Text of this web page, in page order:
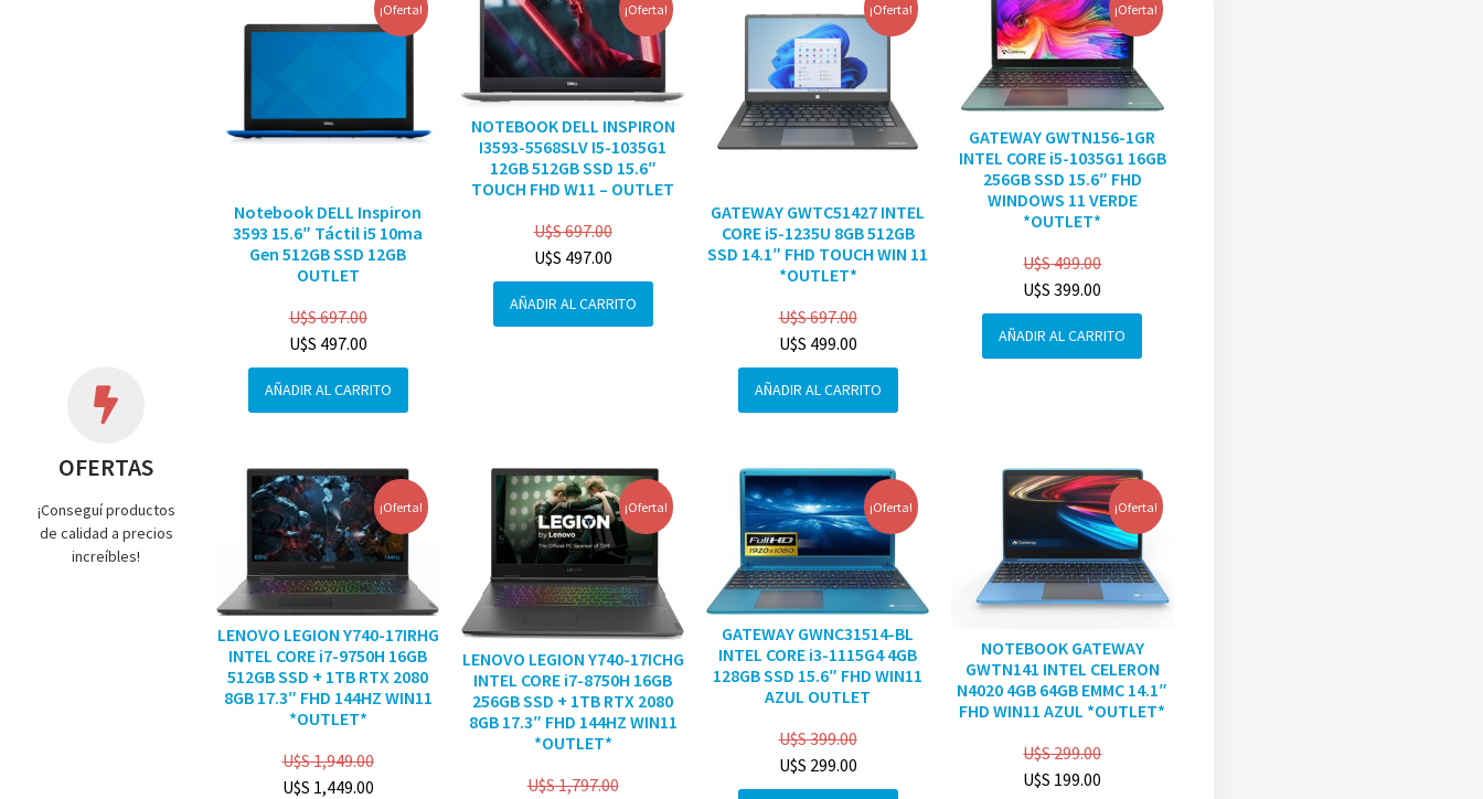
OFERTAS
¡Conseguí productos
de calidad a precios
increíbles!
¡Oferta!
Notebook DELL Inspiron
3593 15.6″ Táctil i5 10ma
Gen 512GB SSD 12GB
OUTLET
U$S697.00
U$S 497.00
AÑADIR AL CARRITO
¡Oferta!
NOTEBOOK DELL INSPIRON
I3593-5568SLV I5-1035G1
12GB 512GB SSD 15.6″
TOUCH FHD W11 – OUTLET
U$S697.00
U$S 497.00
AÑADIR AL CARRITO
¡Oferta!
GATEWAY GWTC51427 INTEL
CORE i5-1235U 8GB 512GB
SSD 14.1″ FHD TOUCH WIN 11
*OUTLET*
U$S697.00
U$S 499.00
AÑADIR AL CARRITO
¡Oferta!
GATEWAY GWTN156-1GR
INTEL CORE i5-1035G1 16GB
256GB SSD 15.6″ FHD
WINDOWS 11 VERDE
*OUTLET*
U$S499.00
U$S 399.00
AÑADIR AL CARRITO
¡Oferta!
LENOVO LEGION Y740-17IRHG
INTEL CORE i7-9750H 16GB
512GB SSD + 1TB RTX 2080
8GB 17.3″ FHD 144HZ WIN11
*OUTLET*
U$S1,949.00
U$S 1,449.00
¡Oferta!
LENOVO LEGION Y740-17ICHG
INTEL CORE i7-8750H 16GB
256GB SSD + 1TB RTX 2080
8GB 17.3″ FHD 144HZ WIN11
*OUTLET*
U$S1,797.00
¡Oferta!
GATEWAY GWNC31514-BL
INTEL CORE i3-1115G4 4GB
128GB SSD 15.6″ FHD WIN11
AZUL OUTLET
U$S399.00
U$S 299.00
¡Oferta!
NOTEBOOK GATEWAY
GWTN141 INTEL CELERON
N4020 4GB 64GB EMMC 14.1″
FHD WIN11 AZUL *OUTLET*
U$S299.00
U$S 199.00